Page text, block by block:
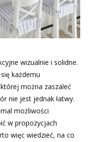
wizualnie i solidne.
każdemu
można zaszaleć
nie jest jednak łatwy.
możliwości
w propozycjach
więc wiedzieć, na co